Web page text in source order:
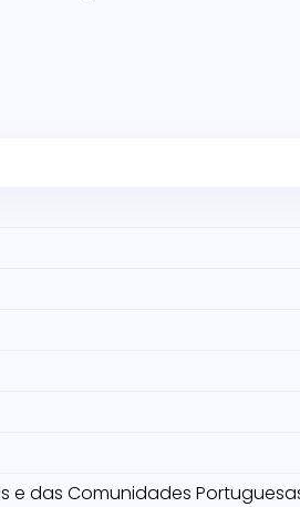
e das Comunidades